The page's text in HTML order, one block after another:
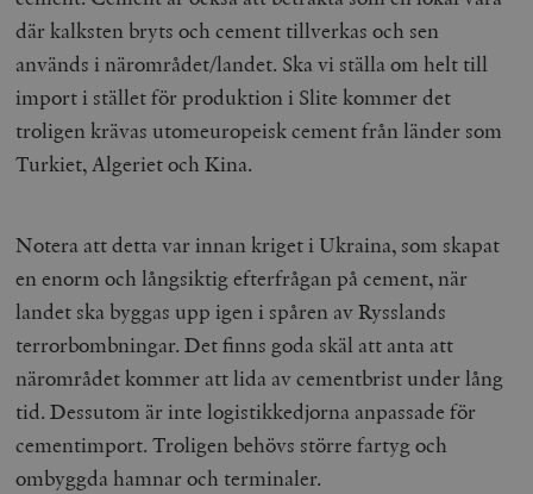
där kalksten bryts och cement tillverkas och sen
används i närområdet/landet. Ska vi ställa om helt till
import i stället för produktion i Slite kommer det
troligen krävas utomeuropeisk cement från länder som
Turkiet, Algeriet och Kina.
Notera att detta var innan kriget i Ukraina, som skapat
en enorm och långsiktig efterfrågan på cement, när
landet ska byggas upp igen i spåren av Rysslands
terrorbombningar. Det finns goda skäl att anta att
närområdet kommer att lida av cementbrist under lång
tid. Dessutom är inte logistikkedjorna anpassade för
cementimport. Troligen behövs större fartyg och
ombyggda hamnar och terminaler.